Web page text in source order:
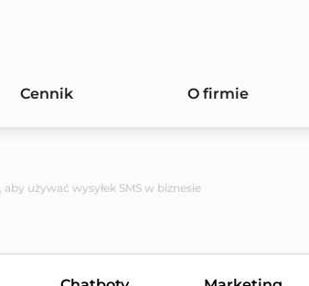
Cennik O firmie
używać wysyłek SMS w biznesie